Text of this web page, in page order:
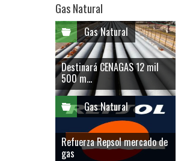
Gas Natural
Gas Natural
Destinará CENAGAS 12 mil
500 m...
Gas Natural
Refuerza Repsol mercado de
gas